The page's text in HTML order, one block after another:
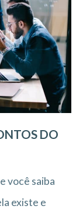
DO
você saiba
existe e